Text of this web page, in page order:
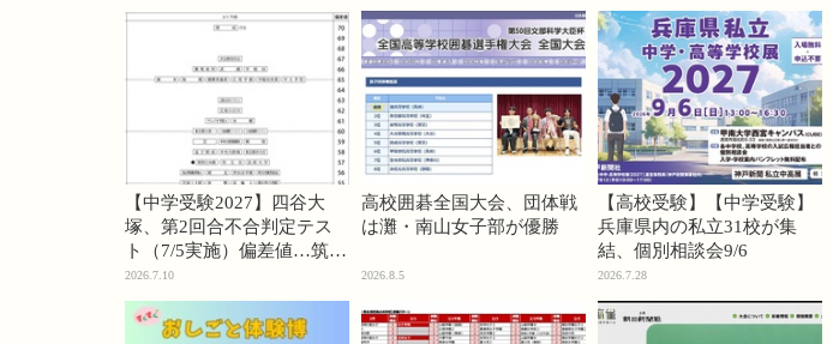
【中学受験2027】四谷大
塚、第2回合不合判定テス
ト（7/5実施）偏差値…筑駒
74・桜蔭70＜PR＞
2026.7.10
高校囲碁全国大会、団体戦
は灘・南山女子部が優勝
2026.8.5
【高校受験】【中学受験】
兵庫県内の私立31校が集
結、個別相談会9/6
2026.7.28